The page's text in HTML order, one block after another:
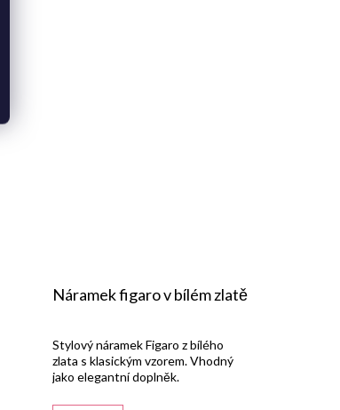
Náramek figaro v bílém zlatě
Stylový náramek Figaro z bílého
zlata s klasickým vzorem. Vhodný
jako elegantní doplněk.